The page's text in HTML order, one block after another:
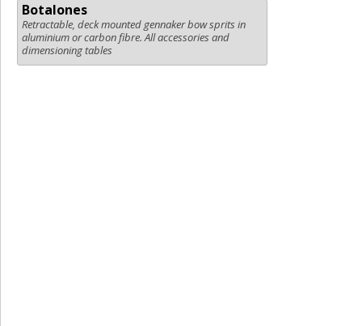
Botalones
Retractable, deck mounted gennaker bow sprits in
aluminium or carbon fibre. All accessories and
dimensioning tables